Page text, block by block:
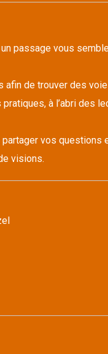
passage vous
de trouver des
à l’abri des
vos questions
visions.